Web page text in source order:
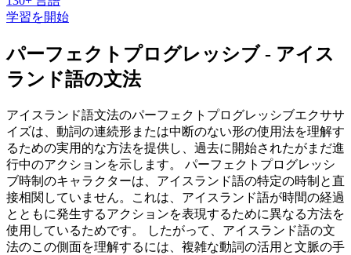
学習を開始
パーフェクトプログレッシブ - アイス
ランド語の文法
アイスランド語文法のパーフェクトプログレッシブエクササ
イズは、動詞の連続形または中断のない形の使用法を理解す
るための実用的な方法を提供し、過去に開始されたがまだ進
行中のアクションを示します。 パーフェクトプログレッシ
ブ時制のキャラクターは、アイスランド語の特定の時制と直
接相関していません。これは、アイスランド語が時間の経過
とともに発生するアクションを表現するために異なる方法を
使用しているためです。 したがって、アイスランド語の文
法のこの側面を理解するには、複雑な動詞の活用と文脈の手